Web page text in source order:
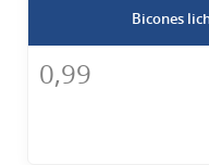
retour of omruiling.
Bestel nu en laat je
glaskralen Bicones!
Bicones
0,99